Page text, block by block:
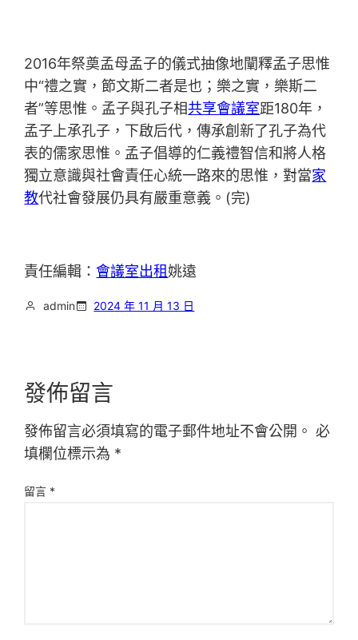
2016年祭奠孟母孟子的儀式抽像地闡釋孟子思惟
中“禮之實，節文斯二者是也；樂之實，樂斯二
者”等思惟。孟子與孔子相共享會議室距180年，
孟子上承孔子，下啟后代，傳承創新了孔子為代
表的儒家思惟。孟子倡導的仁義禮智信和將人格
獨立意識與社會責任心統一路來的思惟，對當家
教代社會發展仍具有嚴重意義。(完)
責任編輯：會議室出租姚遠
admin 2024 年 11 月 13 日
發佈留言
發佈留言必須填寫的電子郵件地址不會公開。 必
填欄位標示為 *
留言 *